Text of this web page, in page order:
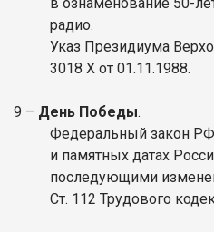
радио.
Указ Президиума
3018 Х от 01.11.1988.
9 – День Победы.
Федеральный закон
и памятных датах
последующими
Ст. 112 Трудового